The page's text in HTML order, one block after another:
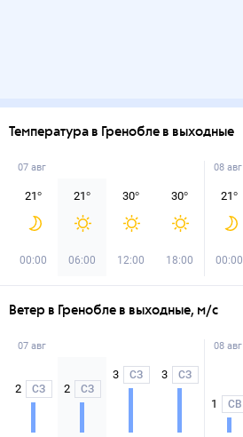
Температура в Гренобле в выходные
07 авг
21°
00:00
21°
06:00
30°
12:00
30°
18:00
08 авг
21°
00:00
Ветер в Гренобле в выходные, м/с
07 авг
2 СЗ 2 СЗ
3 СЗ 3 СЗ
08 авг
1 СВ